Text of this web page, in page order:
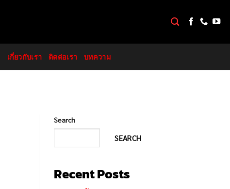
เกี่ยวกับเรา ติดต่อเรา บทความ
Search
SEARCH
Recent Posts